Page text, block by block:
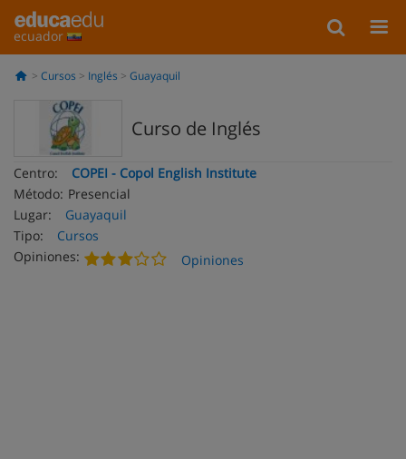
ecuador
Cursos Inglés Guayaquil
Curso de Inglés
Centro:
COPEI - Copol English Institute
Método: Presencial
Lugar:
Guayaquil
Tipo:
Cursos
Opiniones:
Opiniones